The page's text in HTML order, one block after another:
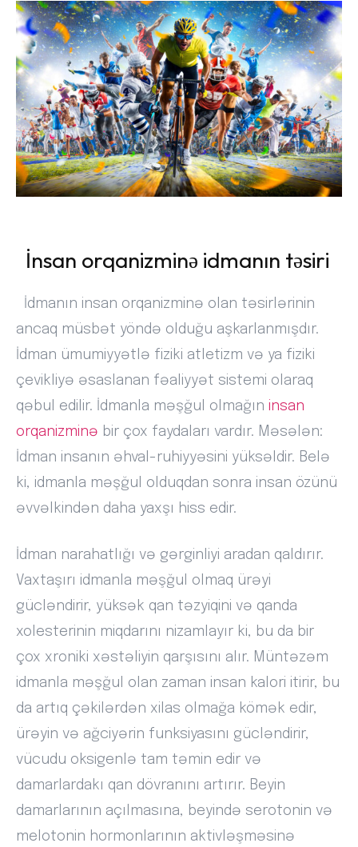
İnsan orqanizminə idmanın təsiri
İdmanın insan orqanizminə olan təsirlərinin
ancaq müsbət yöndə olduğu aşkarlanmışdır.
İdman ümumiyyətlə fiziki atletizm və ya fiziki
çevikliyə əsaslanan fəaliyyət sistemi olaraq
qəbul edilir. İdmanla məşğul olmağın insan
orqanizminə bir çox faydaları vardır. Məsələn:
İdman insanın əhval-ruhiyyəsini yüksəldir. Belə
ki, idmanla məşğul olduqdan sonra insan özünü
əvvəlkindən daha yaxşı hiss edir.
İdman narahatlığı və gərginliyi aradan qaldırır.
Vaxtaşırı idmanla məşğul olmaq ürəyi
gücləndirir, yüksək qan təzyiqini və qanda
xolesterinin miqdarını nizamlayır ki, bu da bir
çox xroniki xəstəliyin qarşısını alır. Müntəzəm
idmanla məşğul olan zaman insan kalori itirir, bu
da artıq çəkilərdən xilas olmağa kömək edir,
ürəyin və ağciyərin funksiyasını gücləndirir,
vücudu oksigenlə tam təmin edir və
damarlardakı qan dövranını artırır. Beyin
damarlarının açılmasına, beyində serotonin və
melotonin hormonlarının aktivləşməsinə